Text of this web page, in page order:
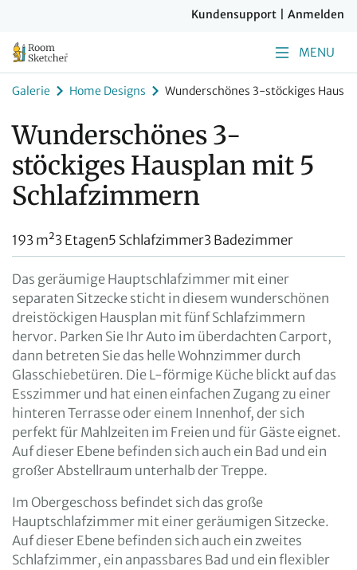
Kundensupport Anmelden
MENU
Galerie Home Designs Wunderschönes 3-stöckiges
Wunderschönes 3-
stöckiges Hausplan mit 5
Schlafzimmern
193 m²3 Etagen5 Schlafzimmer3 Badezimmer
Das geräumige Hauptschlafzimmer mit einer
separaten Sitzecke sticht in diesem wunderschönen
dreistöckigen Hausplan mit fünf Schlafzimmern
hervor. Parken Sie Ihr Auto im überdachten Carport,
dann betreten Sie das helle Wohnzimmer durch
Glasschiebetüren. Die L-förmige Küche blickt auf das
Esszimmer und hat einen einfachen Zugang zu einer
hinteren Terrasse oder einem Innenhof, der sich
perfekt für Mahlzeiten im Freien und für Gäste eignet.
Auf dieser Ebene befinden sich auch ein Bad und ein
großer Abstellraum unterhalb der Treppe.
Im Obergeschoss befindet sich das große
Hauptschlafzimmer mit einer geräumigen Sitzecke.
Auf dieser Ebene befinden sich auch ein zweites
Schlafzimmer, ein anpassbares Bad und ein flexibler